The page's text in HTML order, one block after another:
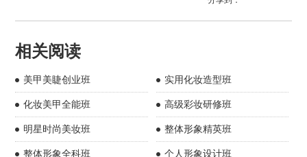
相关阅读
美甲美睫创业班 实用化妆造型班
化妆美甲全能班 高级彩妆研修班
明星时尚美妆班 整体形象精英班
整体形象全科班 个人形象设计班